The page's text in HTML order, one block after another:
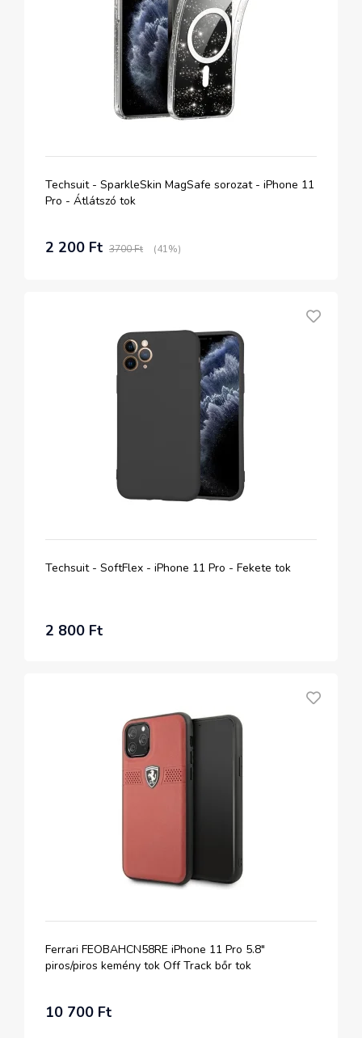
Techsuit - SparkleSkin MagSafe sorozat - iPhone 11
Pro - Átlátszó tok
2 200 Ft 3700 Ft (41%)
Techsuit - SoftFlex - iPhone 11 Pro - Fekete tok
2 800 Ft
Ferrari FEOBAHCN58RE iPhone 11 Pro 5.8"
piros/piros kemény tok Off Track bőr tok
10 700 Ft